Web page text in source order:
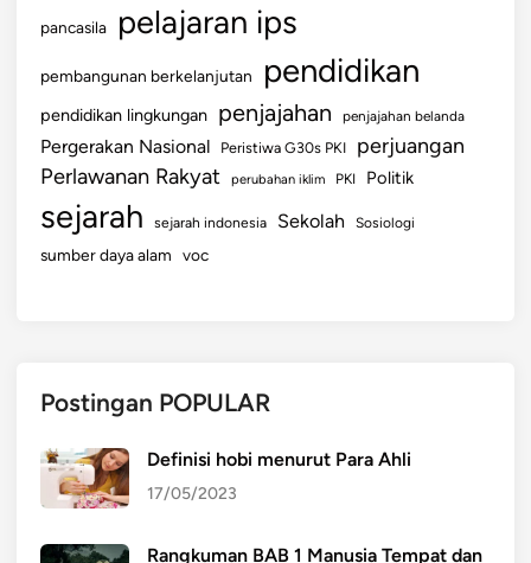
pancasila pelajaran ips
pembangunan berkelanjutan pendidikan
pendidikan lingkungan penjajahan penjajahan belanda
Pergerakan Nasional Peristiwa G30s PKI perjuangan
Perlawanan Rakyat perubahan iklim PKI Politik
sejarah sejarah indonesia Sekolah Sosiologi
sumber daya alam voc
Postingan POPULAR
Definisi hobi menurut Para Ahli
17/05/2023
Rangkuman BAB 1 Manusia Tempat dan